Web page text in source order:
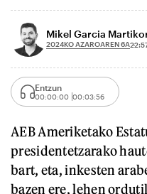
Mikel Garcia
2024KO AZAROAREN 6A
Entzun
00:00:00 00:03:56
AEB Ameriketako
presidentetzarako
bart, eta, inkesten
bazen ere, lehen